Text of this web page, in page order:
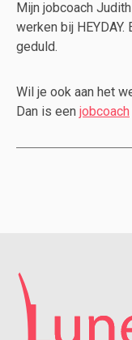
Mijn jobcoach
werken bij
geduld.
Wil je ook aan het
Dan is een jobcoach